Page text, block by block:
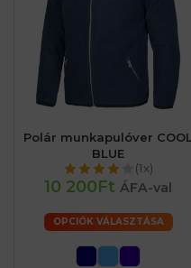
Polár munkapulóver COOL
BLUE
(1x)
10 200Ft ÁFA-val
OPCIÓK VÁLASZTÁSA